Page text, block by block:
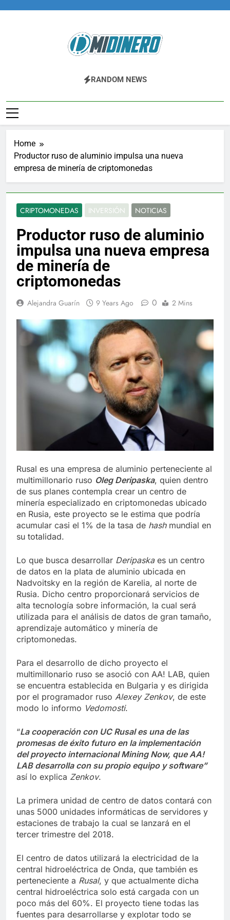
Midinero.co
Fintech, Criptomonedas
RANDOM NEWS
Home
Productor ruso de aluminio impulsa una nueva
empresa de minería de criptomonedas
CRIPTOMONEDAS INVERSIÓN NOTICIAS
Productor ruso de aluminio
impulsa una nueva empresa
de minería de
criptomonedas
Alejandra Guarín 9 Years Ago 0 2 Mins
Rusal es una empresa de aluminio perteneciente al
multimillonario ruso Oleg Deripaska, quien dentro
de sus planes contempla crear un centro de
minería especializado en criptomonedas ubicado
en Rusia, este proyecto se le estima que podría
acumular casi el 1% de la tasa de hashmundial en
su totalidad.
Lo que busca desarrollar Deripaskaes un centro
de datos en la plata de aluminio ubicada en
Nadvoitsky en la región de Karelia, al norte de
Rusia. Dicho centro proporcionará servicios de
alta tecnología sobre información, la cual será
utilizada para el análisis de datos de gran tamaño,
aprendizaje automático y minería de
criptomonedas.
Para el desarrollo de dicho proyecto el
multimillonario ruso se asoció con AA! LAB, quien
se encuentra establecida en Bulgaria y es dirigida
por el programador ruso Alexey Zenkov, de este
modo lo informo Vedomosti.
“La cooperación con UC Rusal es una de las
promesas de éxito futuro en la implementación
del proyecto internacional Mining Now, que AA!
LAB desarrolla con su propio equipo y software”
así lo explica Zenkov.
La primera unidad de centro de datos contará con
unas 5000 unidades informáticas de servidores y
estaciones de trabajo la cual se lanzará en el
tercer trimestre del 2018.
El centro de datos utilizará la electricidad de la
central hidroeléctrica de Onda, que también es
perteneciente a Rusal, y que actualmente dicha
central hidroeléctrica solo está cargada con un
poco más del 60%. El proyecto tiene todas las
fuentes para desarrollarse y explotar todo se